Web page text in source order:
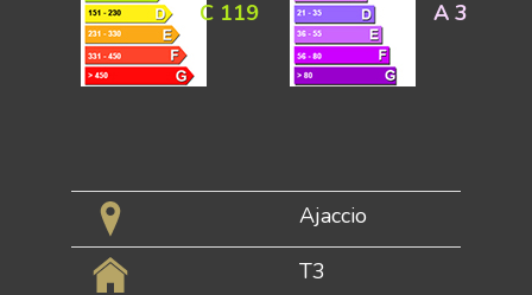
C 119 A 3
Ajaccio
T3